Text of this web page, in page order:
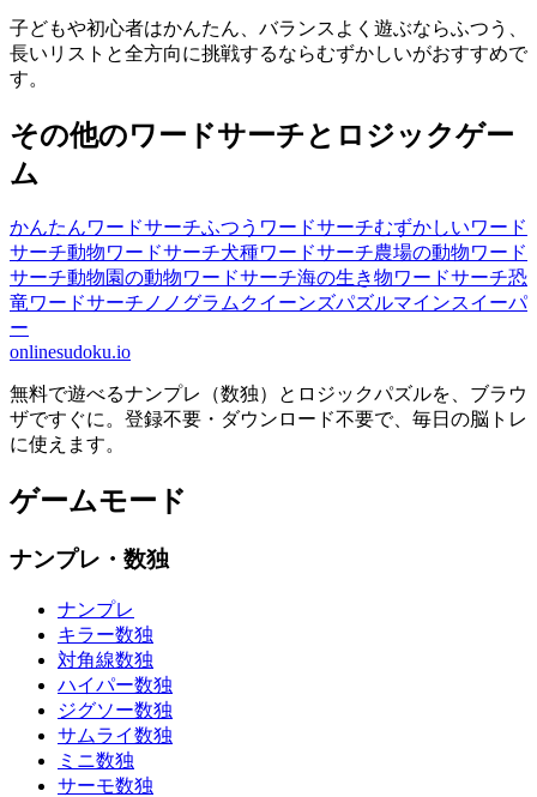
子どもや初心者はかんたん、バランスよく遊ぶならふつう、
長いリストと全方向に挑戦するならむずかしいがおすすめで
す。
その他のワードサーチとロジックゲー
ム
かんたんワードサーチふつうワードサーチむずかしいワード
サーチ動物ワードサーチ犬種ワードサーチ農場の動物ワード
サーチ動物園の動物ワードサーチ海の生き物ワードサーチ恐
竜ワードサーチ ノノグラムクイーンズパズルマインスイーパ
ー
onlinesudoku.io
無料で遊べるナンプレ（数独）とロジックパズルを、ブラウ
ザですぐに。登録不要・ダウンロード不要で、毎日の脳トレ
に使えます。
ゲームモード
ナンプレ・数独
ナンプレ
キラー数独
対角線数独
ハイパー数独
ジグソー数独
サムライ数独
ミニ数独
サーモ数独